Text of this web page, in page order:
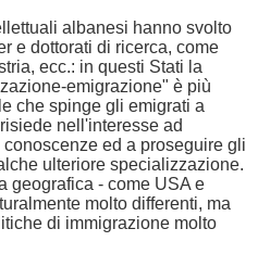
albanesi hanno svolto
e dottorati di ricerca, come
ecc.: in questi Stati la
emigrazione" è più
che spinge gli emigrati a
nell'interesse ad
ed a proseguire gli
ulteriore specializzazione.
geografica - come USA e
molto differenti, ma
di immigrazione molto